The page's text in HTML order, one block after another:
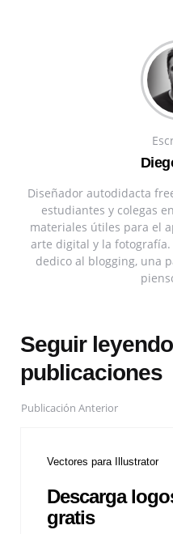
Diseñador autodidacta
estudiantes y colegas
materiales útiles para el
arte digital y la fotografía.
dedico al blogging, una
Seguir
publicaciones
Publicación Anterior
Vectores para Illustrator
Descarga
gratis